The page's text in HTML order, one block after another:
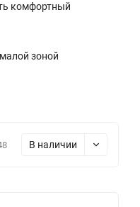
комфортный
зоной
В наличии